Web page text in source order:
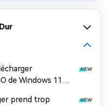
de Windows 11
prend trop